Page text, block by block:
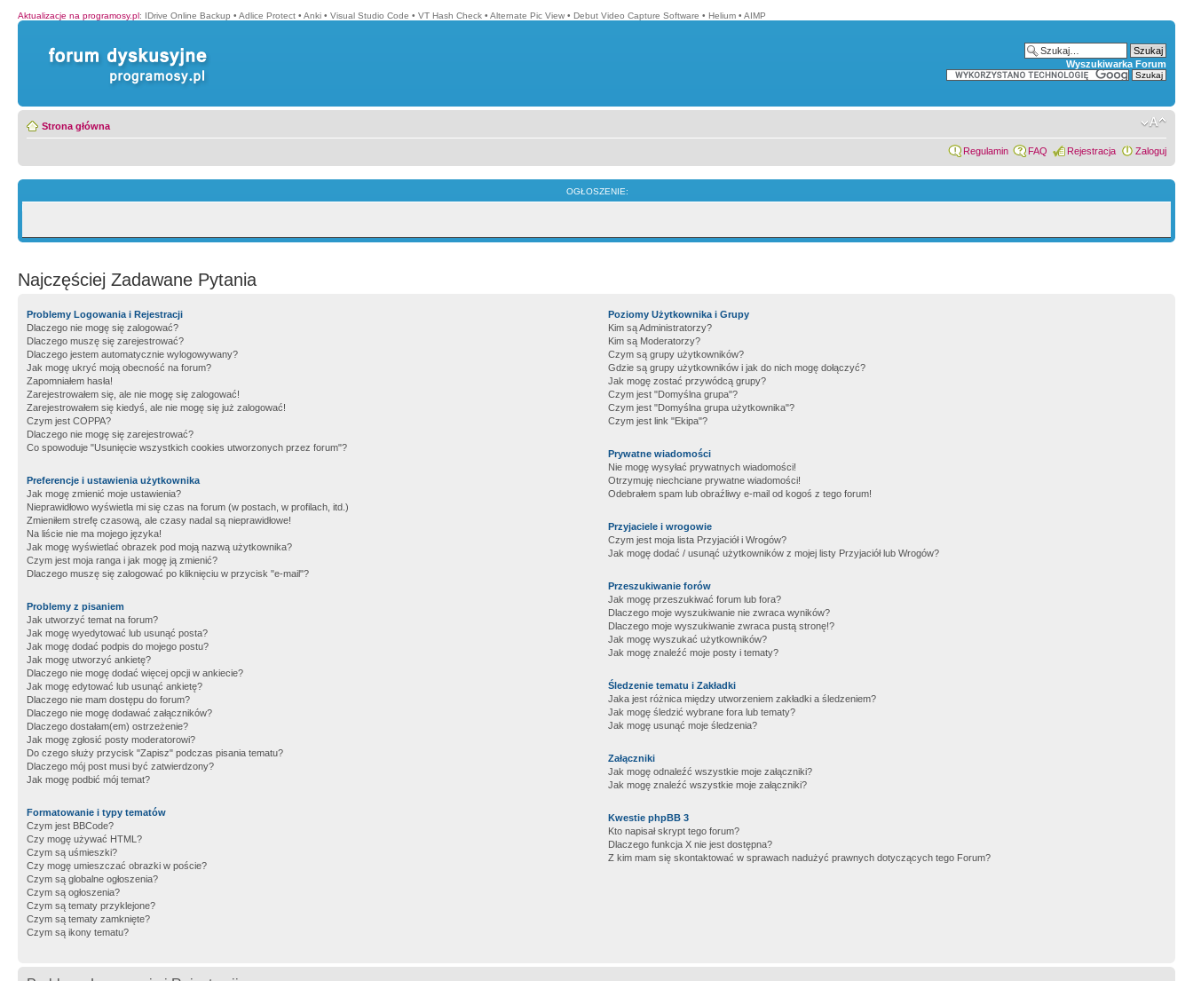
Aktualizacje na programosy.pl: IDrive Online Backup • Adlice Protect • Anki • Visual Studio Code • VT Hash Check • Alternate Pic View • Debut Video Capture Software • Helium • AIMP
Wyszukiwarka Forum
Strona główna
Regulamin FAQ Rejestracja Zaloguj
OGŁOSZENIE:
Najczęściej Zadawane Pytania
Problemy Logowania i Rejestracji
Dlaczego nie mogę się zalogować?
Dlaczego muszę się zarejestrować?
Dlaczego jestem automatycznie wylogowywany?
Jak mogę ukryć moją obecność na forum?
Zapomniałem hasła!
Zarejestrowałem się, ale nie mogę się zalogować!
Zarejestrowałem się kiedyś, ale nie mogę się już zalogować!
Czym jest COPPA?
Dlaczego nie mogę się zarejestrować?
Co spowoduje "Usunięcie wszystkich cookies utworzonych przez forum"?
Preferencje i ustawienia użytkownika
Jak mogę zmienić moje ustawienia?
Nieprawidłowo wyświetla mi się czas na forum (w postach, w profilach, itd.)
Zmieniłem strefę czasową, ale czasy nadal są nieprawidłowe!
Na liście nie ma mojego języka!
Jak mogę wyświetlać obrazek pod moją nazwą użytkownika?
Czym jest moja ranga i jak mogę ją zmienić?
Dlaczego muszę się zalogować po kliknięciu w przycisk "e-mail"?
Problemy z pisaniem
Jak utworzyć temat na forum?
Jak mogę wyedytować lub usunąć posta?
Jak mogę dodać podpis do mojego postu?
Jak mogę utworzyć ankietę?
Dlaczego nie mogę dodać więcej opcji w ankiecie?
Jak mogę edytować lub usunąć ankietę?
Dlaczego nie mam dostępu do forum?
Dlaczego nie mogę dodawać załączników?
Dlaczego dostałam(em) ostrzeżenie?
Jak mogę zgłosić posty moderatorowi?
Do czego służy przycisk "Zapisz" podczas pisania tematu?
Dlaczego mój post musi być zatwierdzony?
Jak mogę podbić mój temat?
Formatowanie i typy tematów
Czym jest BBCode?
Czy mogę używać HTML?
Czym są uśmieszki?
Czy mogę umieszczać obrazki w poście?
Czym są globalne ogłoszenia?
Czym są ogłoszenia?
Czym są tematy przyklejone?
Czym są tematy zamknięte?
Czym są ikony tematu?
Poziomy Użytkownika i Grupy
Kim są Administratorzy?
Kim są Moderatorzy?
Czym są grupy użytkowników?
Gdzie są grupy użytkowników i jak do nich mogę dołączyć?
Jak mogę zostać przywódcą grupy?
Czym jest "Domyślna grupa"?
Czym jest "Domyślna grupa użytkownika"?
Czym jest link "Ekipa"?
Prywatne wiadomości
Nie mogę wysyłać prywatnych wiadomości!
Otrzymuję niechciane prywatne wiadomości!
Odebrałem spam lub obraźliwy e-mail od kogoś z tego forum!
Przyjaciele i wrogowie
Czym jest moja lista Przyjaciół i Wrogów?
Jak mogę dodać / usunąć użytkowników z mojej listy Przyjaciół lub Wrogów?
Przeszukiwanie forów
Jak mogę przeszukiwać forum lub fora?
Dlaczego moje wyszukiwanie nie zwraca wyników?
Dlaczego moje wyszukiwanie zwraca pustą stronę!?
Jak mogę wyszukać użytkowników?
Jak mogę znaleźć moje posty i tematy?
Śledzenie tematu i Zakładki
Jaka jest różnica między utworzeniem zakładki a śledzeniem?
Jak mogę śledzić wybrane fora lub tematy?
Jak mogę usunąć moje śledzenia?
Załączniki
Jak mogę odnaleźć wszystkie moje załączniki?
Jak mogę znaleźć wszystkie moje załączniki?
Kwestie phpBB 3
Kto napisał skrypt tego forum?
Dlaczego funkcja X nie jest dostępna?
Z kim mam się skontaktować w sprawach nadużyć prawnych dotyczących tego Forum?